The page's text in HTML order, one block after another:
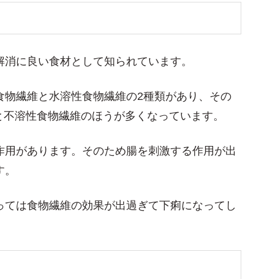
に良い食材として知られています。
繊維と水溶性食物繊維の2種類があり、その
溶性食物繊維のほうが多くなっています。
があります。そのため腸を刺激する作用が出
は食物繊維の効果が出過ぎて下痢になってし